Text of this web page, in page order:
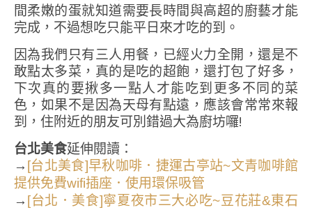
間柔嫩的蛋就知道需要長時間與高超的廚藝才能
完成，不過想吃只能平日來才吃的到。
因為我們只有三人用餐，已經火力全開，還是不
敢點太多菜，真的是吃的超飽，還打包了好多，
下次真的要揪多一點人才能吃到更多不同的菜
色，如果不是因為天母有點遠，應該會常常來報
到，住附近的朋友可別錯過大為廚坊囉!
台北美食延伸閱讀：
→ [台北美食]早秋咖啡．捷運古亭站~文青咖啡館
提供免費wifi插座．使用環保吸管
→ [台北．美食]寧夏夜市三大必吃~豆花莊&東石